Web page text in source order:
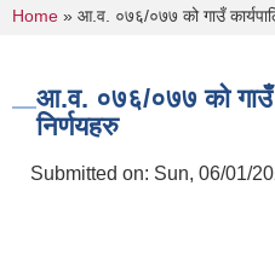
You are here
Home » आ.व. ०७६/०७७ को गाउँ
आ.व. ०७६/०७७ को गाउँ
निर्णयहरु
Submitted on: Sun, 06/01/